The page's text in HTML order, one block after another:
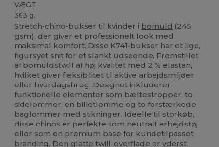
VÆGT
363 g.
Stretch-chino-bukser til kvinder i bomuld (245
gsm), der giver et professionelt look med
maksimal komfort. Disse K741-bukser har et lige,
figursyet snit for et slankt udseende. Fremstillet
af bomuldstwill af høj kvalitet med 2 % elastan,
hvilket giver fleksibilitet til aktive arbejdsmiljøer
eller hverdagshrug. Designet inkluderer
funktionelle elementer som bæltestropper, to
sidelommer, en billetlomme og to forstærkede
baglommer med stikninger. Ideelle til storkøb,
disse chinos er perfekte som neutralt arbejdstøj
eller som en premium base for kundetilpasset
branding. Den glatte twill-overflade er yderst